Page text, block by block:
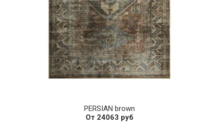
PERSIAN brown
От 24063 руб